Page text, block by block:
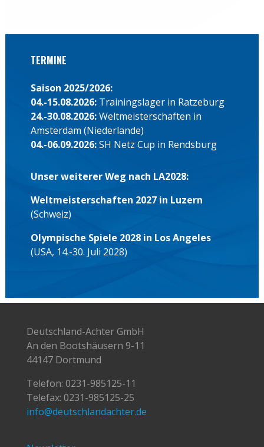
TERMINE
Saison 2025/2026:
04.-15.08.2026: Trainingslager in Ratzeburg
24.-30.08.2026:Weltmeisterschaften in
Amsterdam (Niederlande)
04.-06.09.2026:SH Netz Cup in Rendsburg
Unser weiterer Weg nach LA2028:
Weltmeisterschaften 2027 in Luzern
(Schweiz)
Olympische Spiele 2028 in Los Angeles
(USA, 14.-30. Juli 2028)
Deutschland-Achter GmbH
An den Bootshäusern 9-11
44147 Dortmund
Telefon: 0231-985125-11
Telefax: 0231-985125-25
info@deutschlandachter.de